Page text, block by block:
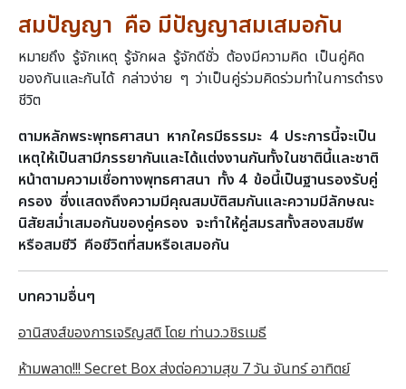
สมปัญญา คือ มีปัญญาสมเสมอกัน
หมายถึง รู้จักเหตุ รู้จักผล รู้จักดีชั่ว ต้องมีความคิด เป็นคู่คิด
ของกันและกันได้ กล่าวง่าย ๆ ว่าเป็นคู่ร่วมคิดร่วมทำในการดำรง
ชีวิต
ตามหลักพระพุทธศาสนา หากใครมีธรรมะ 4 ประการนี้จะเป็น
เหตุให้เป็นสามีภรรยากันและได้แต่งงานกันทั้งในชาตินี้และชาติ
หน้าตามความเชื่อทางพุทธศาสนา ทั้ง 4 ข้อนี้เป็นฐานรองรับคู่
ครอง ซึ่งแสดงถึงความมีคุณสมบัติสมกันและความมีลักษณะ
นิสัยสม่ำเสมอกันของคู่ครอง จะทำให้คู่สมรสทั้งสองสมชีพ
หรือสมชีวี คือชีวิตที่สมหรือเสมอกัน
บทความอื่นๆ
อานิสงส์ของการเจริญสติ โดย ท่านว.วชิรเมธี
ห้ามพลาด!!! Secret Box ส่งต่อความสุข 7 วัน จันทร์ อาทิตย์